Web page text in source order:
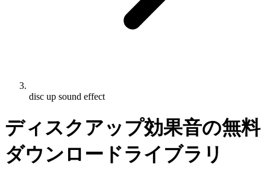
disc up sound effect
ディスクアップ効果音の無料
ダウンロードライブラリ